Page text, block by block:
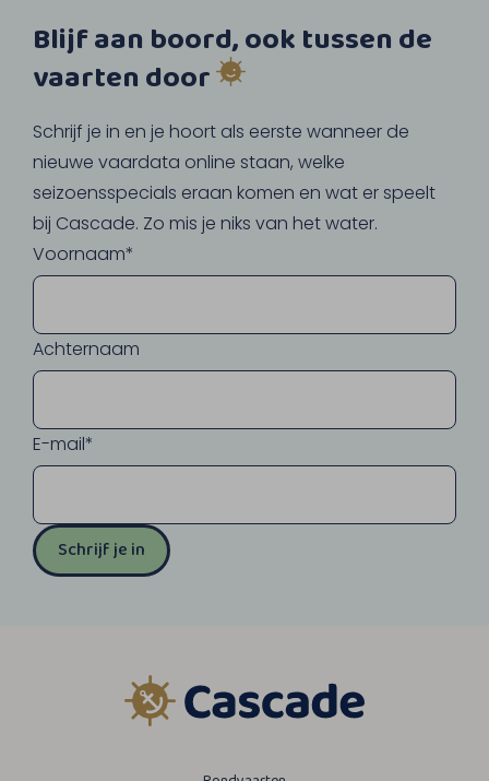
Blijf aan boord, ook tussen de
vaarten door
Schrijf je in en je hoort als eerste wanneer de
nieuwe vaardata online staan, welke
seizoensspecials eraan komen en wat er speelt
bij Cascade. Zo mis je niks van het water.
Voornaam*
Achternaam
E-mail*
Schrijf je in